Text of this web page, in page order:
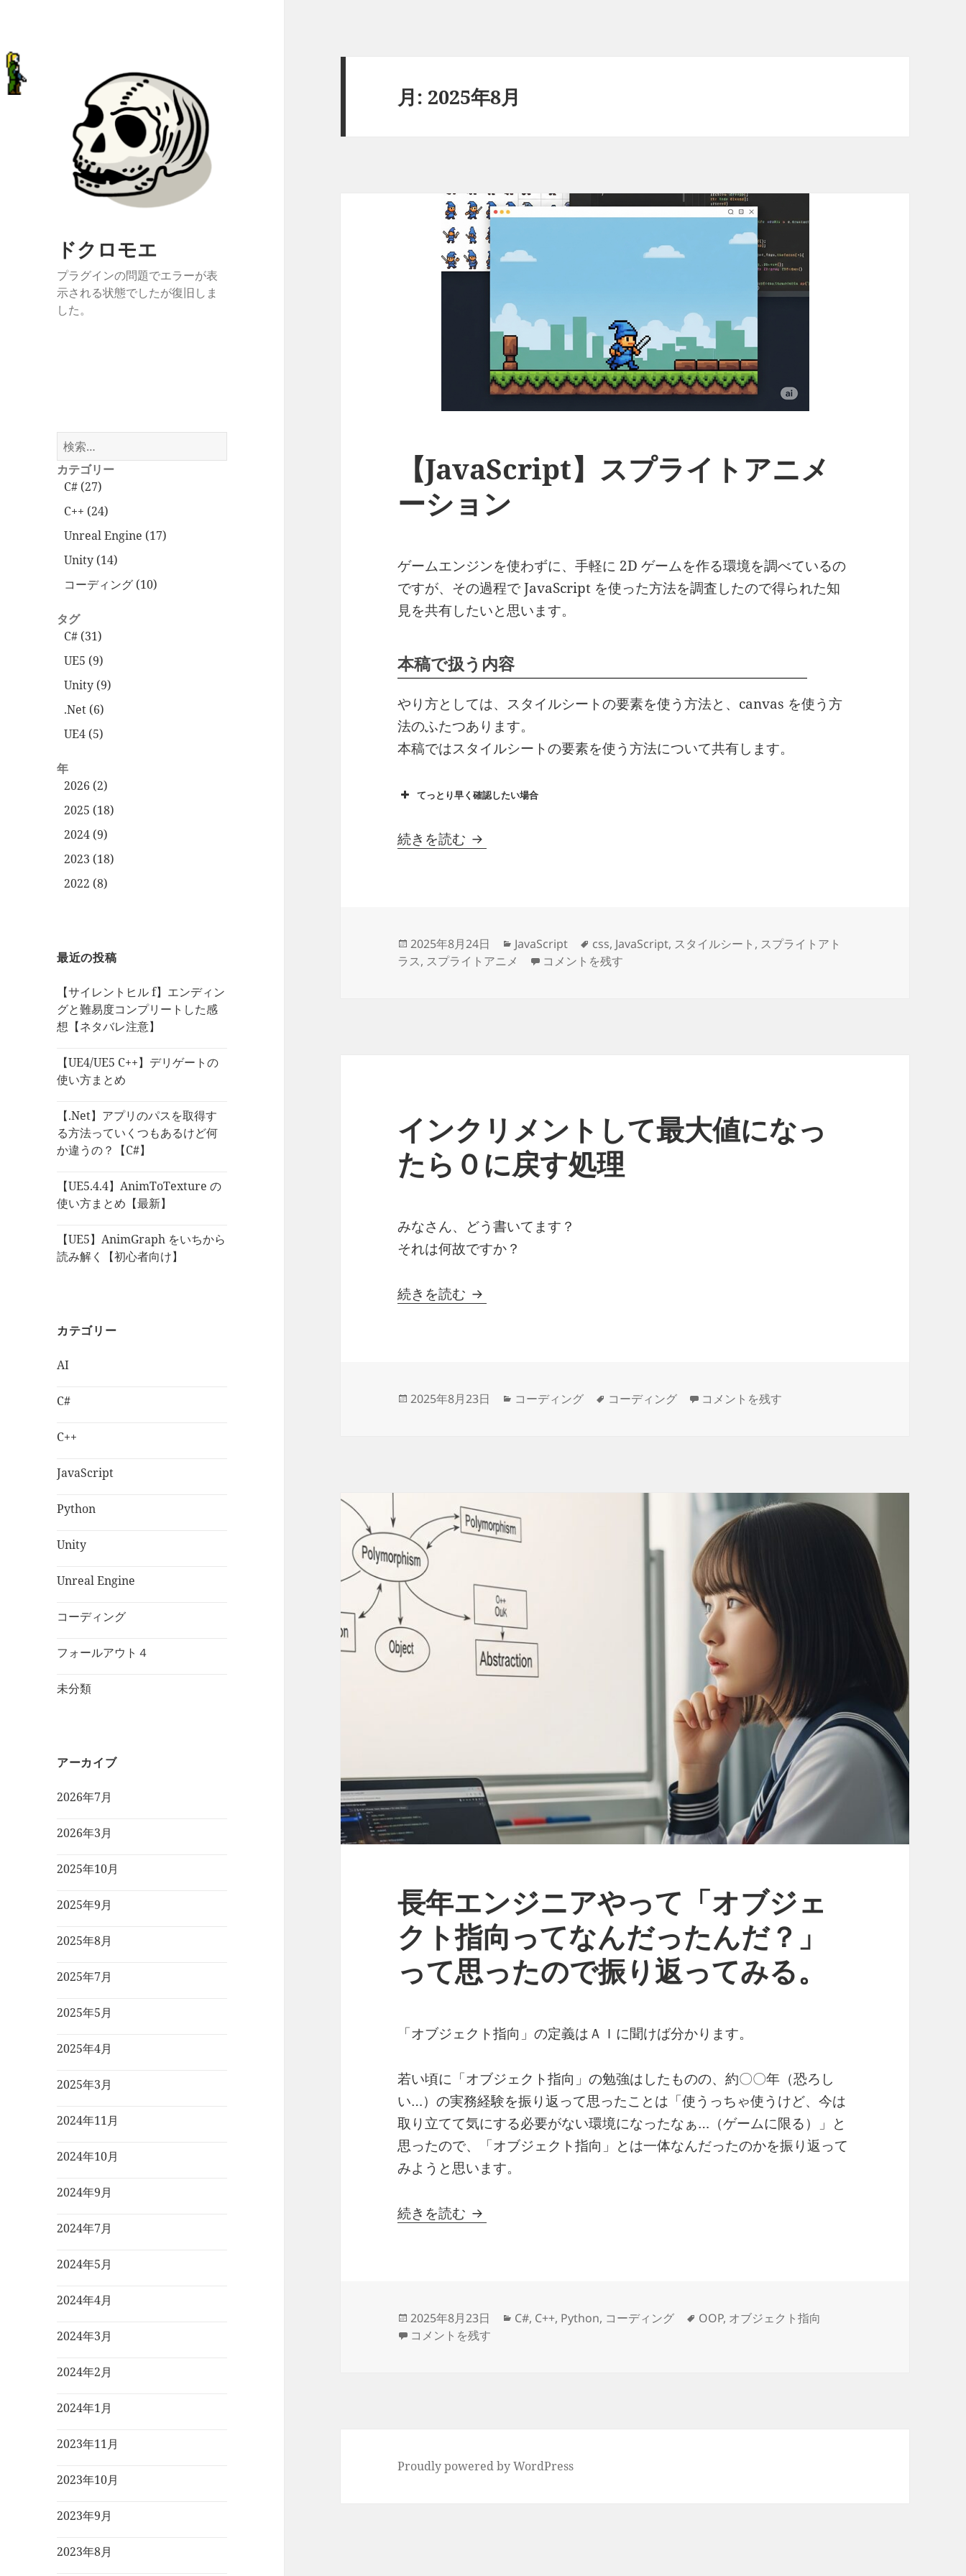
ドクロモエ
プラグインの問題でエラーが表
示される状態でしたが復旧しま
した。
検
索:
カテゴリー
C# (27)
C++ (24)
Unreal Engine (17)
Unity (14)
コーディング (10)
タグ
C# (31)
UE5 (9)
Unity (9)
.Net (6)
UE4 (5)
年
2026 (2)
2025 (18)
2024 (9)
2023 (18)
2022 (8)
最近の投稿
【サイレントヒル f】エンディン
グと難易度コンプリートした感
想【ネタバレ注意】
【UE4/UE5 C++】デリゲートの
使い方まとめ
【.Net】アプリのパスを取得す
る方法っていくつもあるけど何
か違うの？【C#】
【UE5.4.4】AnimToTexture の
使い方まとめ【最新】
【UE5】AnimGraph をいちから
読み解く【初心者向け】
カテゴリー
AI
C#
C++
JavaScript
Python
Unity
Unreal Engine
コーディング
フォールアウト４
未分類
アーカイブ
2026年7月
2026年3月
2025年10月
2025年9月
2025年8月
2025年7月
2025年5月
2025年4月
2025年3月
2024年11月
2024年10月
2024年9月
2024年7月
2024年5月
2024年4月
2024年3月
2024年2月
2024年1月
2023年11月
2023年10月
2023年9月
2023年8月
月: 2025年8月
【JavaScript】スプライトアニメ
ーション
ゲームエンジンを使わずに、手軽に 2D ゲームを作る環境を調べているの
ですが、その過程で JavaScript を使った方法を調査したので得られた知
見を共有したいと思います。
本稿で扱う内容
やり方としては、スタイルシートの要素を使う方法と、canvas を使う方
法のふたつあります。
本稿ではスタイルシートの要素を使う方法について共有します。
てっとり早く確認したい場合
続きを読む 【JavaScript】スプライトアニメーション
投
稿
2025年8月24日
カ
テ
JavaScript
タ
グ
css, JavaScript, スタイルシート , スプライトアト
ラス, スプライトアニメ 【JavaScript】スプライトアニメーション に
コメントを残す
インクリメントして最大値になっ
たら０に戻す処理
みなさん、どう書いてます？
それは何故ですか？
続きを読む インクリメントして最大値になったら０に戻す処理
投
2025年8月23日
カ
コーディング
タ
コーディング インクリメントして最大値になったら０に戻す処
コメントを残す
長年エンジニアやって「オブジェ
クト指向ってなんだったんだ？」
って思ったので振り返ってみる。
「オブジェクト指向」の定義はＡＩに聞けば分かります。
若い頃に「オブジェクト指向」の勉強はしたものの、約〇〇年（恐ろし
い…）の実務経験を振り返って思ったことは「使うっちゃ使うけど、今は
取り立てて気にする必要がない環境になったなぁ…（ゲームに限る）」と
思ったので、「オブジェクト指向」とは一体なんだったのかを振り返って
みようと思います。
続きを読む 長年エンジニアやって「オブジェクト指向ってなんだったんだ？」って思った
投
稿
2025年8月23日
カ
C#, C++, Python, コーディング
タ
OOP, オブジェクト指向
長年エンジニアやって「オブジェクト指向ってなんだったんだ？」って思ったので振り返ってみる。 に
コメントを残す
Proudly powered by WordPress